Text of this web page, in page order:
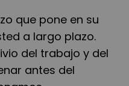
que pone en su
a largo plazo.
del trabajo y del
antes del